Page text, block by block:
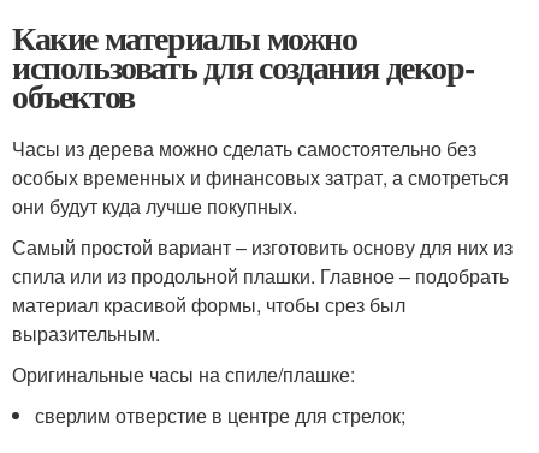
Какие материалы можно
использовать для создания декор-
объектов
Часы из дерева можно сделать самостоятельно без
особых временных и финансовых затрат, а смотреться
они будут куда лучше покупных.
Самый простой вариант – изготовить основу для них из
спила или из продольной плашки. Главное – подобрать
материал красивой формы, чтобы срез был
выразительным.
Оригинальные часы на спиле/плашке:
сверлим отверстие в центре для стрелок;